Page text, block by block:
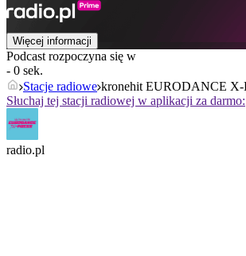
Więcej informacji
Podcast rozpoczyna się w
- 0 sek.
Stacje radiowe kronehit EURODANCE X-
Słuchaj tej stacji radiowej w aplikacji za darmo:
radio.pl